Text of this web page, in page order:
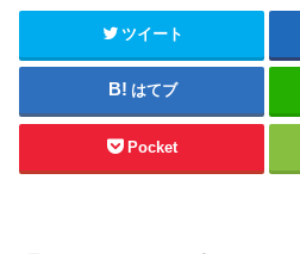
ツイート
はてブ
Pocket